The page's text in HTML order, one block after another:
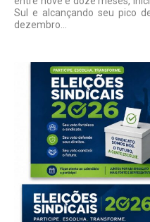
Sul e alcançando seu pico
dezembro...